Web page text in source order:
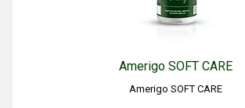
Amerigo SOFT CARE
Amerigo SOFT CARE